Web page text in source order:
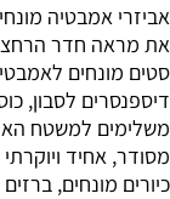
אביזרי אמבטיה
את מראה חדר
סטים מונחים
דיספנסרים לסבון,
משלימים למשטח
מסודר, אחיד
כיורים מונחים,